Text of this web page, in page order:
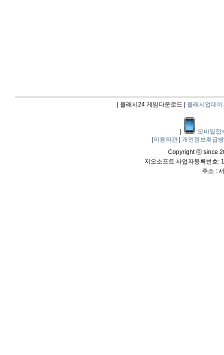
플래시24 게임다운로드 | 플래시업데이
모바일접
이용약관
개인정보취급
Copyright ⓒ since
지오소프트 사업자등록번호:
주소 :